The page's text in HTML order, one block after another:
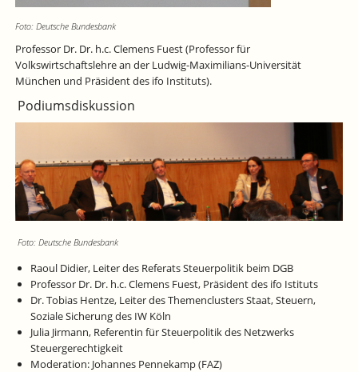
Foto: Deutsche Bundesbank
Professor Dr. Dr. h.c. Clemens Fuest (Professor für
Volkswirtschaftslehre an der Ludwig-Maximilians-Universität
München und Präsident des ifo Instituts).
Podiumsdiskussion
Foto: Deutsche Bundesbank
Raoul Didier, Leiter des Referats Steuerpolitik beim DGB
Professor Dr. Dr. h.c. Clemens Fuest, Präsident des ifo Istituts
Dr. Tobias Hentze, Leiter des Themenclusters Staat, Steuern,
Soziale Sicherung des IW Köln
Julia Jirmann, Referentin für Steuerpolitik des Netzwerks
Steuergerechtigkeit
Moderation: Johannes Pennekamp (FAZ)